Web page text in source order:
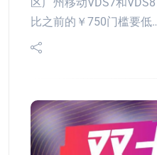
比之前的￥750门槛要低